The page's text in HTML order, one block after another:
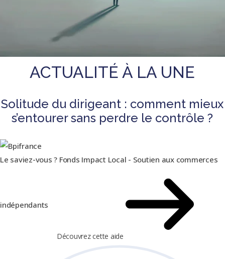
ACTUALITÉ À LA UNE
Solitude du dirigeant : comment mieux
s’entourer sans perdre le contrôle ?
Le saviez-vous ? Fonds Impact Local - Soutien aux commerces
indépendants
Découvrez cette aide